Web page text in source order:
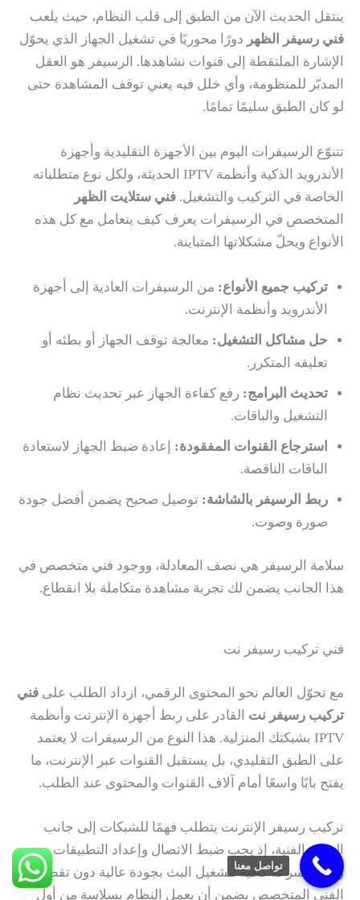
ينتقل الحديث الآن من الطبق إلى قلب النظام، حيث يلعب
فني رسيفر الظهر دورًا محوريًا في تشغيل الجهاز الذي يحوّل
الإشارة الملتقطة إلى قنوات نشاهدها. الرسيفر هو العقل
المدبّر للمنظومة، وأي خلل فيه يعني توقف المشاهدة حتى
لو كان الطبق سليمًا تمامًا.
تتنوّع الرسيفرات اليوم بين الأجهزة التقليدية وأجهزة
الأندرويد الذكية وأنظمة IPTV الحديثة، ولكل نوع متطلباته
الخاصة في التركيب والتشغيل. فني ستلايت الظهر
المتخصص في الرسيفرات يعرف كيف يتعامل مع كل هذه
الأنواع ويحلّ مشكلاتها المتباينة.
تركيب جميع الأنواع: من الرسيفرات العادية إلى أجهزة
الأندرويد وأنظمة الإنترنت.
حل مشاكل التشغيل: معالجة توقف الجهاز أو بطئه أو
تعليقه المتكرر.
تحديث البرامج: رفع كفاءة الجهاز عبر تحديث نظام
التشغيل والباقات.
استرجاع القنوات المفقودة: إعادة ضبط الجهاز لاستعادة
الباقات الناقصة.
ربط الرسيفر بالشاشة: توصيل صحيح يضمن أفضل جودة
صورة وصوت.
سلامة الرسيفر هي نصف المعادلة، ووجود فني متخصص في
هذا الجانب يضمن لك تجربة مشاهدة متكاملة بلا انقطاع.
فني تركيب رسيفر نت
مع تحوّل العالم نحو المحتوى الرقمي، ازداد الطلب على فني
تركيب رسيفر نت القادر على ربط أجهزة الإنترنت وأنظمة
IPTV بشبكتك المنزلية. هذا النوع من الرسيفرات لا يعتمد
على الطبق التقليدي، بل يستقبل القنوات عبر الإنترنت، ما
يفتح بابًا واسعًا أمام آلاف القنوات والمحتوى عند الطلب.
تركيب رسيفر الإنترنت يتطلب فهمًا للشبكات إلى جانب
الخبرة الفنية، إذ يجب ضبط الاتصال وإعداد التطبيقات
وتأمين سرعة كافية لتشغيل البث بجودة عالية دون تقطيع.
الفني المتخصص يضمن أن يعمل النظام بسلاسة من أول
تواصل معنا